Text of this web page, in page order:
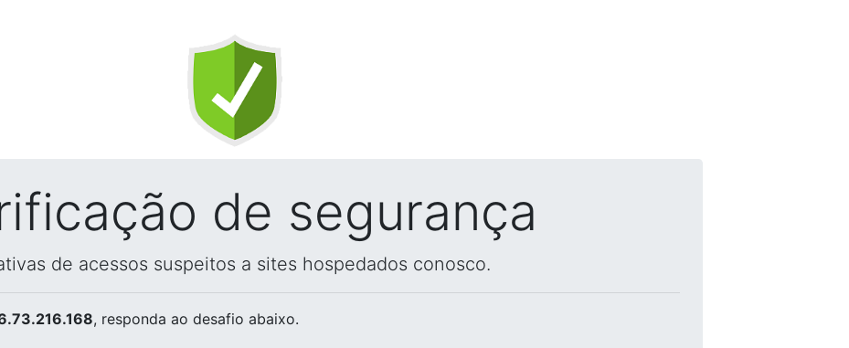
de segurança
de acessos suspeitos a sites hospedados conosco.
, responda ao desafio abaixo.